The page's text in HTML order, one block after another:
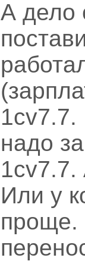
А дело
надо
1сv7.7.
Или у
проще.